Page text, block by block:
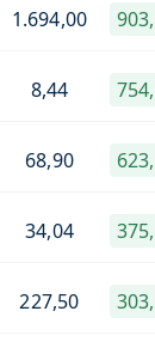
1.694,00
8,44
68,90
34,04
227,50